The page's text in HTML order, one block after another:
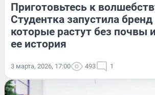
Приготовьтесь к
Студентка запустила
которые растут без почвы
ее история
3 марта, 2026, 17:00 493 1